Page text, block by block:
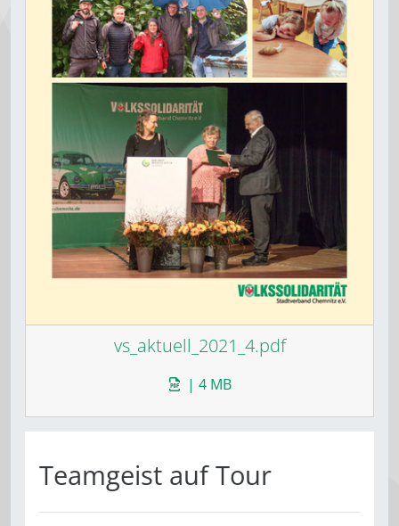
vs_aktuell_2021_4.pdf
| 4 MB
Teamgeist auf Tour